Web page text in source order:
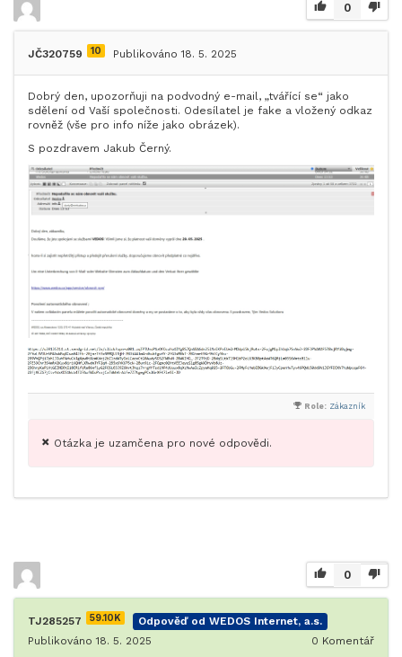
0
JČ320759 10 Publikováno 18. 5. 2025
Dobrý den, upozorňuji na podvodný e-mail, „tvářící se“ jako
sdělení od Vaší společnosti. Odesílatel je fake a vložený odkaz
rovněž (vše pro info níže jako obrázek).
S pozdravem Jakub Černý.
Role: Zákazník
Otázka je uzamčena pro nové odpovědi.
0
TJ285257 59.10K
Odpověď od WEDOS Internet, a.s.
Publikováno 18. 5. 2025
0 Komentář